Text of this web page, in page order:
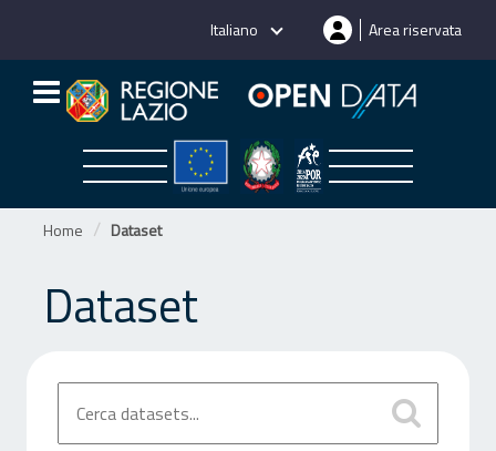
Italiano Area riservata
Home Dataset
Dataset